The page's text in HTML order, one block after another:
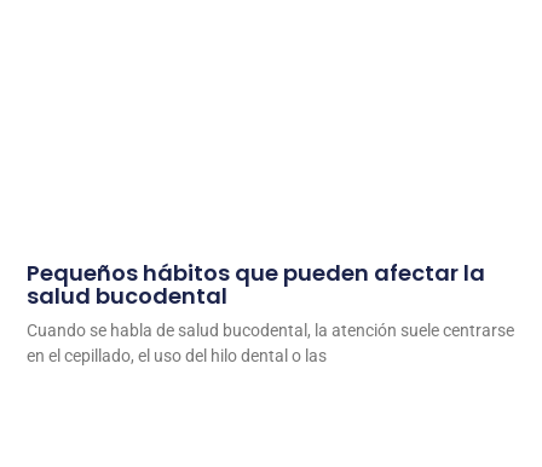
Pequeños hábitos que pueden afectar la
salud bucodental
Cuando se habla de salud bucodental, la atención suele centrarse
en el cepillado, el uso del hilo dental o las